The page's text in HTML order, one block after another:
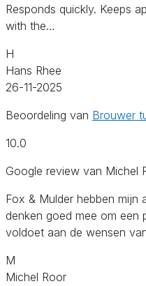
Responds quickly. Keeps
with the…
H
Hans Rhee
26-11-2025
Beoordeling van Brouwer
10.0
Google review van Michel
Fox & Mulder hebben mijn
denken goed mee om een
voldoet aan de wensen
M
Michel Roor